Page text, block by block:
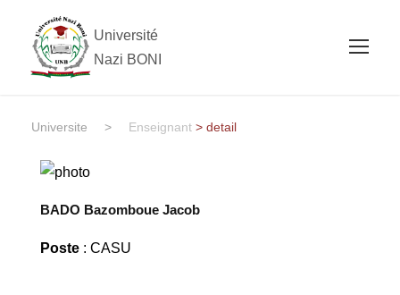
Université
Nazi BONI
Universite > Enseignant > detail
BADO Bazomboue Jacob
Poste: CASU